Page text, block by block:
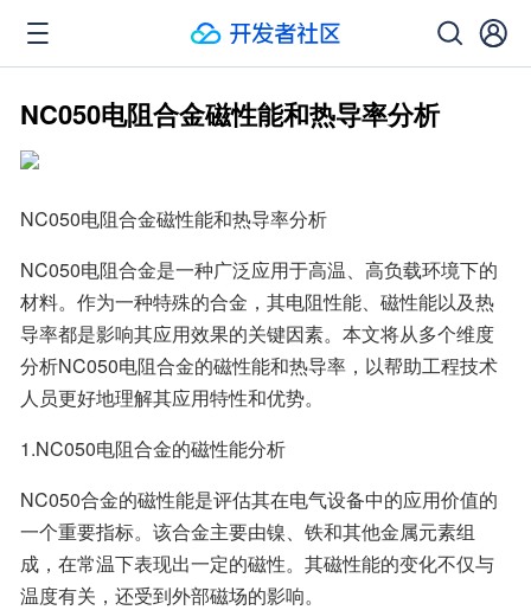
NC050电阻合金磁性能和热导率分析
NC050电阻合金磁性能和热导率分析
NC050电阻合金是一种广泛应用于高温、高负载环境下的
材料。作为一种特殊的合金，其电阻性能、磁性能以及热
导率都是影响其应用效果的关键因素。本文将从多个维度
分析NC050电阻合金的磁性能和热导率，以帮助工程技术
人员更好地理解其应用特性和优势。
1.NC050电阻合金的磁性能分析
NC050合金的磁性能是评估其在电气设备中的应用价值的
一个重要指标。该合金主要由镍、铁和其他金属元素组
成，在常温下表现出一定的磁性。其磁性能的变化不仅与
温度有关，还受到外部磁场的影响。